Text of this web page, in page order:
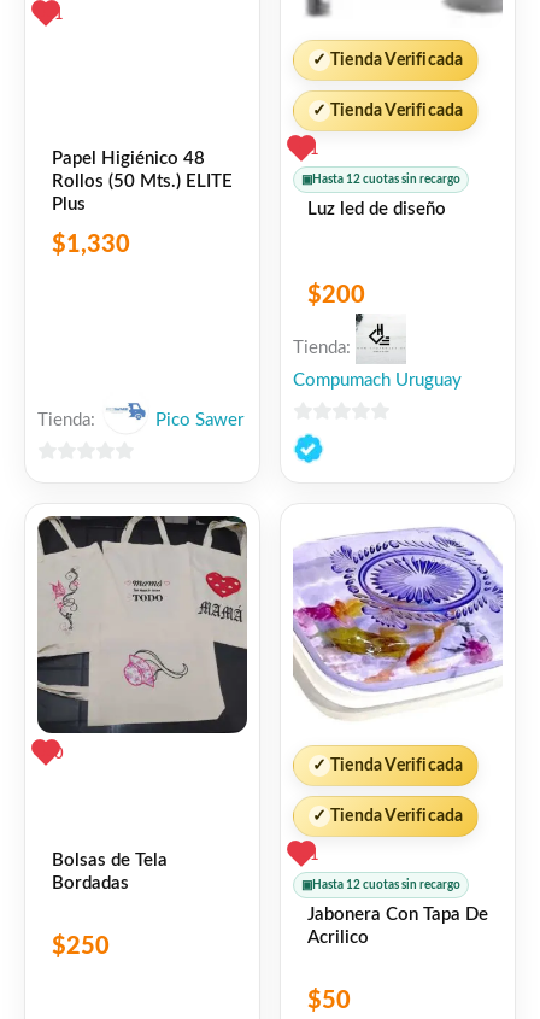
1
Papel Higiénico 48
Rollos (50 Mts.) ELITE
Plus
$1,330
Tienda: Pico Sawer
5
✓ Tienda Verificada
✓ Tienda Verificada
1
▣ Hasta 12 cuotas sin recargo
Luz led de diseño
$200
Tienda:
Compumach Uruguay
0
de
0
Bolsas de Tela
Bordadas
$250
✓ Tienda Verificada
✓ Tienda Verificada
1
▣ Hasta 12 cuotas sin recargo
Jabonera Con Tapa De
Acrilico
$50